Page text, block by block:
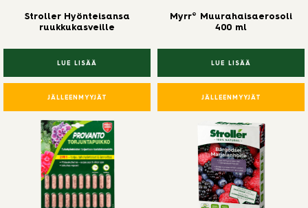
Stroller Hyönteisansa
ruukkukasveille
LUE LISÄÄ
JÄLLEENMYYJÄT
Myrr® Muurahaisaerosoli
400 ml
LUE LISÄÄ
JÄLLEENMYYJÄT